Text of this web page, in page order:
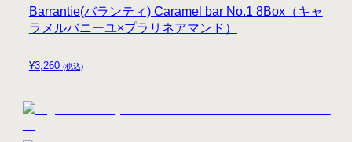
¥3,260 (税込)
Barrantie(バランティ) Caramel bar No.1 8Box（キャ
ラメルバニーユ×プラリネアマンド）